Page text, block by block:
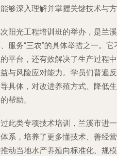
够深入理解并掌握关键技术与方
阳光工程培训班的举办，是兰
服务“三农”的具体举措之一。
平台，还有效解决了生产过程
与风险应对能力。学员们普遍
具体，对改进养殖方式、降低
帮助。
此类专项技术培训，兰溪市进
系，培养了更多懂技术、善经
动当地水产养殖向标准化、规